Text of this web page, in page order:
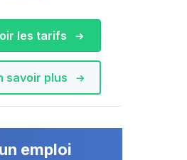
savoir plus
les tarifs
emploi